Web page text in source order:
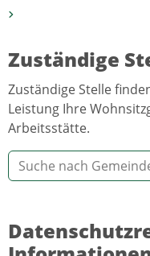
Zuständige
Zuständige Stelle
Leistung Ihre
Arbeitsstätte.